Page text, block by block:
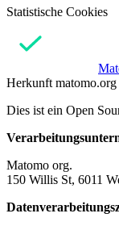
Statistische Cookies
Herkunft matomo.org
Dies ist ein Open
Matomo org.
150 Willis St, 6011